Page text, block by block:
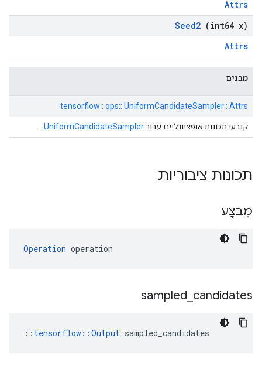
Attrs
Seed2 (int64 x)
Attrs
מבנים
tensorflow:: ops:: UniformCandidateSampler:: Attrs
קובעי תכונות אופציונליים עבורUniformCandidateSampler
תכונות ציבוריות
מִבצָע
Operation operation
sampled candidates
:: tensorflow::Output sampled_candidates